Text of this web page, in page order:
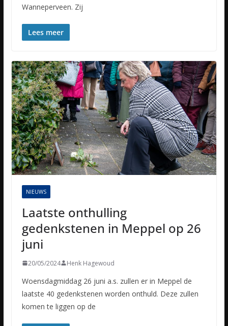
Wanneperveen. Zij
Lees meer
NIEUWS
Laatste onthulling
gedenkstenen in Meppel op 26
juni
20/05/2024 Henk Hagewoud
Woensdagmiddag 26 juni a.s. zullen er in Meppel de
laatste 40 gedenkstenen worden onthuld. Deze zullen
komen te liggen op de